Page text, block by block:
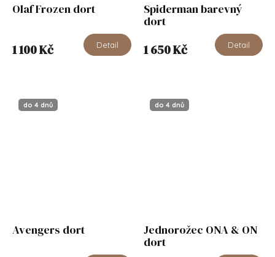
Olaf Frozen dort
1 100 Kč Detail
Spiderman barevný
dort
1 650 Kč Detail
do 4 dnů
Avengers dort
do 4 dnů
Jednorožec ONA & ON
dort